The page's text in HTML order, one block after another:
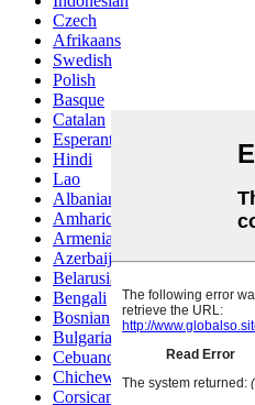
Czech
Afrikaans
Swedish
Polish
Basque
Catalan
Esperanto
Hindi
Lao
Albanian
Amharic
Armenian
Azerbaijani
Belarusian
Bengali
Bosnian
Bulgarian
Cebuano
Chichewa
Corsican